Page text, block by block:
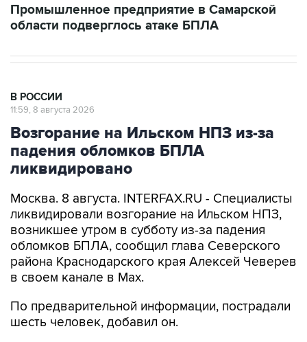
Промышленное предприятие в Самарской
области подверглось атаке БПЛА
В РОССИИ
11:59, 8 августа 2026
Возгорание на Ильском НПЗ из-за
падения обломков БПЛА
ликвидировано
Москва. 8 августа. INTERFAX.RU - Специалисты
ликвидировали возгорание на Ильском НПЗ,
возникшее утром в субботу из-за падения
обломков БПЛА, сообщил глава Северского
района Краснодарского края Алексей Чеверев
в своем канале в Max.
По предварительной информации, пострадали
шесть человек, добавил он.